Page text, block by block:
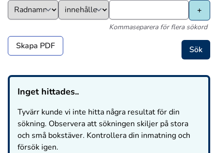
Kommaseparera för flera sökord
Skapa PDF
Inget hittades..
Tyvärr kunde vi inte hitta några resultat för din
sökning. Observera att sökningen skiljer på stora
och små bokstäver. Kontrollera din inmatning och
försök igen.